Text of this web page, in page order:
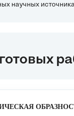
научных